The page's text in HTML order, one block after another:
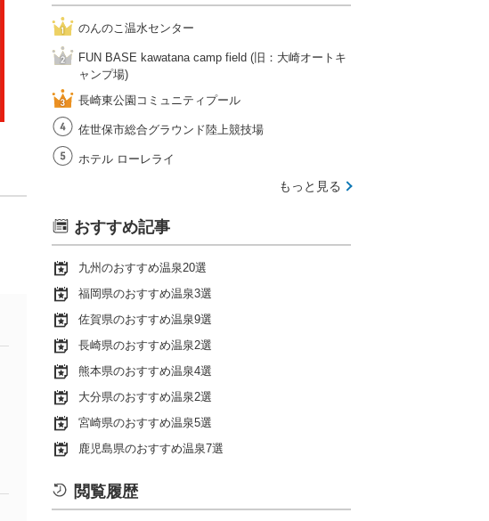
のんのこ温水センター
FUN BASE kawatana camp field (旧：大崎オートキ
ャンプ場)
長崎東公園コミュニティプール
佐世保市総合グラウンド陸上競技場
ホテル ローレライ
もっと見る
おすすめ記事
九州のおすすめ温泉20選
福岡県のおすすめ温泉3選
佐賀県のおすすめ温泉9選
長崎県のおすすめ温泉2選
熊本県のおすすめ温泉4選
大分県のおすすめ温泉2選
宮崎県のおすすめ温泉5選
鹿児島県のおすすめ温泉7選
閲覧履歴